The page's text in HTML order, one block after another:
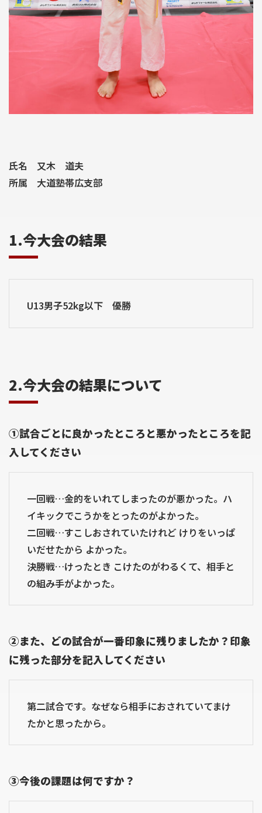
氏名 又木 道夫
所属 大道塾帯広支部
1.今大会の結果
U13男子52kg以下 優勝
2.今大会の結果について
①試合ごとに良かったところと悪かったところを記
入してください
一回戦…金的をいれてしまったのが悪かった。ハ
イキックでこうかをとったのがよかった。
二回戦…すこしおされていたけれど けりをいっぱ
いだせたから よかった。
決勝戦…けったとき こけたのがわるくて、相手と
の組み手がよかった。
②また、どの試合が一番印象に残りましたか？印象
に残った部分を記入してください
第二試合です。なぜなら相手におされていてまけ
たかと思ったから。
③今後の課題は何ですか？